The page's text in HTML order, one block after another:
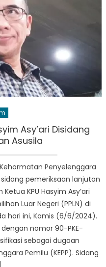
Asy’ari Disidang
Asusila
Penyelenggara
pemeriksaan lanjutan
KPU Hasyim Asy’ari
Luar Negeri (PPLN) di
hari ini, Kamis (6/6/2024).
nomor 90-PKE-
sebagai dugaan
Pemilu (KEPP). Sidang